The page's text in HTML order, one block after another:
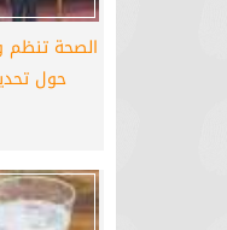
الصحة
حول